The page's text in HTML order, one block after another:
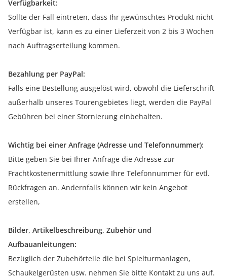
Verfügbarkeit:
Sollte der Fall eintreten, dass Ihr gewünschtes Produkt nicht
Verfügbar ist, kann es zu einer Lieferzeit von 2 bis 3 Wochen
nach Auftragserteilung kommen.
Bezahlung per PayPal:
Falls eine Bestellung ausgelöst wird, obwohl die Lieferschrift
außerhalb unseres Tourengebietes liegt, werden die PayPal
Gebühren bei einer Stornierung einbehalten.
Wichtig bei einer Anfrage (Adresse und Telefonnummer):
Bitte geben Sie bei Ihrer Anfrage die Adresse zur
Frachtkostenermittlung sowie Ihre Telefonnummer für evtl.
Rückfragen an. Andernfalls können wir kein Angebot
erstellen,
Bilder, Artikelbeschreibung, Zubehör und
Aufbauanleitungen:
Bezüglich der Zubehörteile die bei Spielturmanlagen,
Schaukelgerüsten usw. nehmen Sie bitte Kontakt zu uns auf.